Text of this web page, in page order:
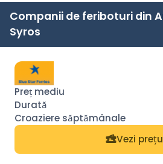
Companii de feriboturi din
Syros
Vezi